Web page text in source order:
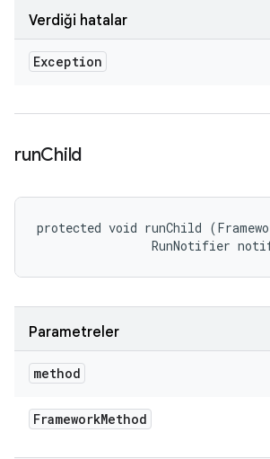
Verdiği hatalar
Exception
runChild
protected void runChild
RunNotifier
Parametreler
method
FrameworkMethod